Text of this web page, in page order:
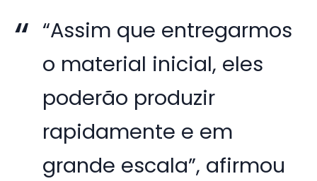
“Assim que entregarmos
o material inicial, eles
poderão produzir
rapidamente e em
grande escala”, afirmou